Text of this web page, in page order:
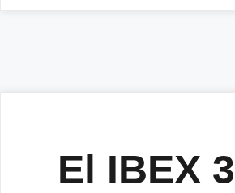
El IBEX